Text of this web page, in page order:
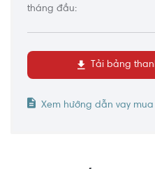
tháng đầu:
Tải bảng
Xem hướng dẫn vay